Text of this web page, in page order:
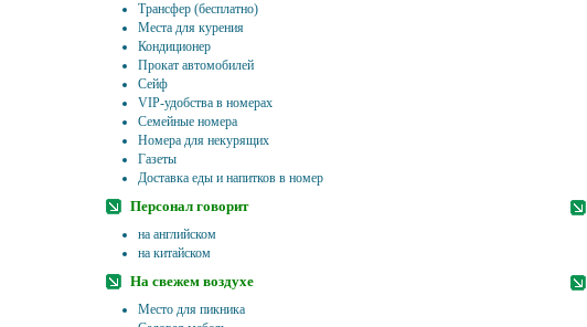
Трансфер (бесплатно)
Места для курения
Кондиционер
Прокат автомобилей
Сейф
VIP-удобства в номерах
Семейные номера
Номера для некурящих
Газеты
Доставка еды и напитков в номер
Персонал говорит
на английском
на китайском
На свежем воздухе
Место для пикника